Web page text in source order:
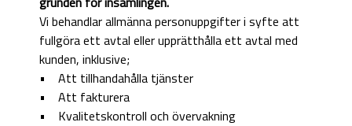
Vi behandlar allmänna personuppgifter i syfte att
fullgöra ett avtal eller upprätthålla ett avtal med
kunden, inklusive;
• Att tillhandahålla tjänster
• Att fakturera
• Kvalitetskontroll och övervakning